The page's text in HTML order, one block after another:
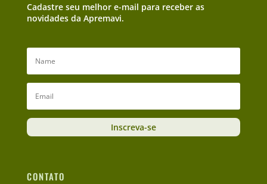
Cadastre seu melhor e-mail para receber as
novidades da Apremavi.
Inscreva-se
CONTATO